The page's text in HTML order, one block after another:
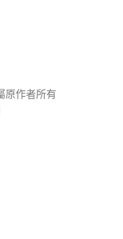
原作者所有